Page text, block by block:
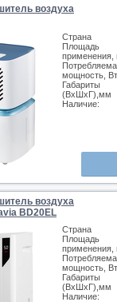
воздуха
Страна
Площадь
применения,
мощность, Вт
Габариты
(ВхШхГ),мм
Наличие:
воздуха
BD20EL
Страна
Площадь
применения,
мощность, Вт
Габариты
(ВхШхГ),мм
Наличие: